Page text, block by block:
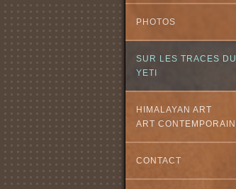
PHOTOS
SUR LES TRACES DU
YETI
HIMALAYAN ART
ART CONTEMPORAIN
CONTACT